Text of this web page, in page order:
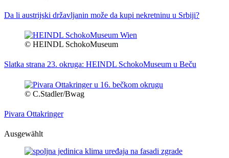
Da li austrijski državljanin može da kupi nekretninu u Srbiji?
© HEINDL SchokoMuseum
Slatka strana 23. okruga: HEINDL SchokoMuseum u Beču
© C.Stadler/Bwag
Pivara Ottakringer
Ausgewählt